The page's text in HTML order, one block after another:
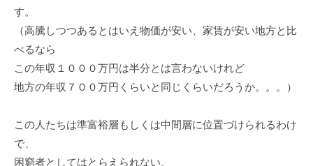
す。
（高騰しつつあるとはいえ物価が安い、家賃が安い地方と比
べるなら
この年収１０００万円は半分とは言わないけれど
地方の年収７００万円くらいと同じくらいだろうか。。。）
この人たちは準富裕層もしくは中間層に位置づけられるわけ
で、
困窮者としてはとらえられない。